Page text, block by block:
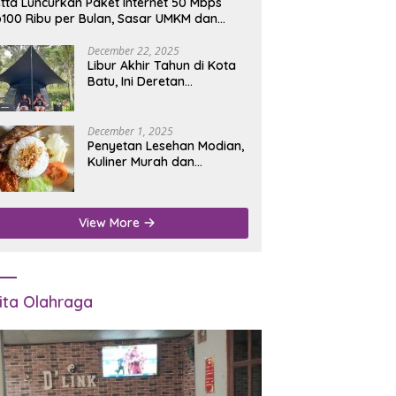
Ribu per Bulan, Sasar UMKM dan
December 22, 2025
Libur Akhir Tahun di Kota
Batu, Ini Deretan
December 1, 2025
Penyetan Lesehan Modian,
Kuliner Murah dan
Nganjuk
View More
Olahraga